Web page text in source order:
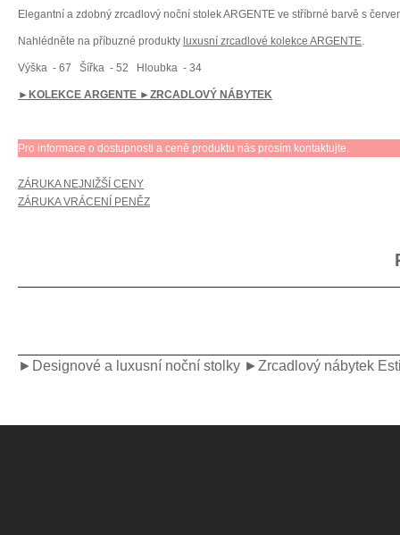
Elegantní a zdobný zrcadlový noční stolek ARGENTE ve stříbrné barvě s
Nahlédněte na příbuzné produkty luxusní zrcadlové kolekce ARGENTE.
Výška - 67 Šířka - 52 Hloubka - 34
►KOLEKCE ARGENTE ►ZRCADLOVÝ NÁBYTEK
Pro informace o dostupnosti a ceně produktu nás prosím kontaktujte.
ZÁRUKA NEJNIŽŠÍ CENY
ZÁRUKA VRÁCENÍ PENĚZ
►Designové a luxusní noční stolky ►Zrcadlový nábytek